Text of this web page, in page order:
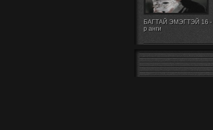
БАГТАЙ ЭМЭГТЭЙ 16 -
р анги